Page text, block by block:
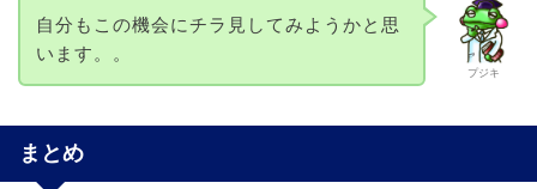
プジキ
自分もこの機会にチラ見してみようかと思
います。。
まとめ